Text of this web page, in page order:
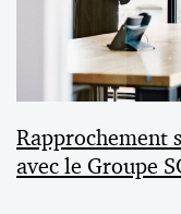
Rapprochement
avec le Groupe